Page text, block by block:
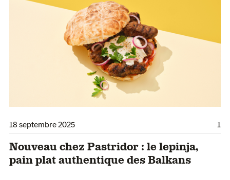
18 septembre 2025 1
Nouveau chez Pastridor : le lepinja,
pain plat authentique des Balkans